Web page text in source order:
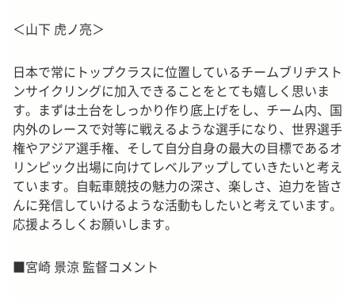
＜山下 虎ノ亮＞
日本で常にトップクラスに位置しているチームブリヂスト
ンサイクリングに加入できることをとても嬉しく思いま
す。まずは土台をしっかり作り底上げをし、チーム内、国
内外のレースで対等に戦えるような選手になり、世界選手
権やアジア選手権、そして自分自身の最大の目標であるオ
リンピック出場に向けてレベルアップしていきたいと考え
ています。自転車競技の魅力の深さ、楽しさ、迫力を皆さ
んに発信していけるような活動もしたいと考えています。
応援よろしくお願いします。
■宮崎 景涼 監督コメント